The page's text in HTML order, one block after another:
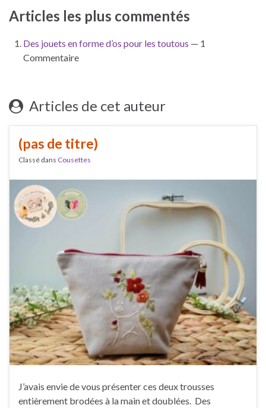
Articles les plus commentés
Des jouets en forme d’os pour les toutous — 1
Commentaire
Articles de cet auteur
(pas de titre)
Classé dans Cousettes
J’avais envie de vous présenter ces deux trousses
entièrement brodées à la main et doublées. Des